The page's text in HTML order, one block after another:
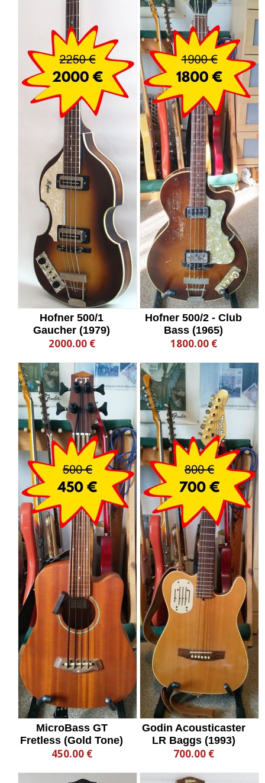
Hofner 500/1
Gaucher (1979)
2000.00 €
Hofner 500/2 - Club
Bass (1965)
1800.00 €
MicroBass GT
Fretless (Gold Tone)
450.00 €
Godin Acousticaster
LR Baggs (1993)
700.00 €